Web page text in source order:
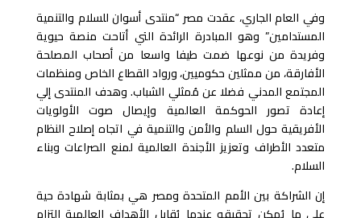
وفي العام الجاري، عقدت مصر “منتدى أسوان للسلام والتنمية
المستدامين” وهو المبادرة الرائدة التي أتاحت منصة حيوية
وفريدة من نوعها ضمت طيفا واسعا من أصحاب المصلحة
الأفارقة، من ممثلين حكوميين، ورواد القطاع الخاص ومنظمات
المجتمع المدني فضلا عن مُمثلي الشباب. وهدف المنتدى إلي
إعادة تصور الحوكمة العالمية وإيصال صوت الأولويات
الأفريقية حول السلم والأمن والتنمية في اتجاه إصلاح النظام
متعدد الأطراف وتعزيز الأجندة العالمية لمنع الصراعات وبناء
السلام.
إن الشراكة بين الأمم المتحدة ومصر هي بمثابة شهادة حية